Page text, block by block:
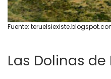
Fuente:
Las Dolinas de